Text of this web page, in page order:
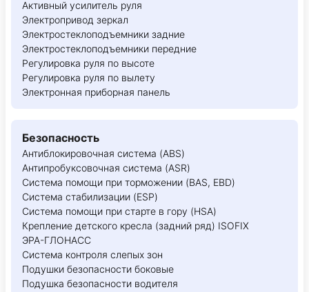
Активный усилитель руля
Электропривод зеркал
Электростеклоподъемники задние
Электростеклоподъемники передние
Регулировка руля по высоте
Регулировка руля по вылету
Электронная приборная панель
Безопасность
Антиблокировочная система (ABS)
Антипробуксовочная система (ASR)
Система помощи при торможении (BAS, EBD)
Система стабилизации (ESP)
Система помощи при старте в гору (HSA)
Крепление детского кресла (задний ряд) ISOFIX
ЭРА-ГЛОНАСС
Система контроля слепых зон
Подушки безопасности боковые
Подушка безопасности водителя